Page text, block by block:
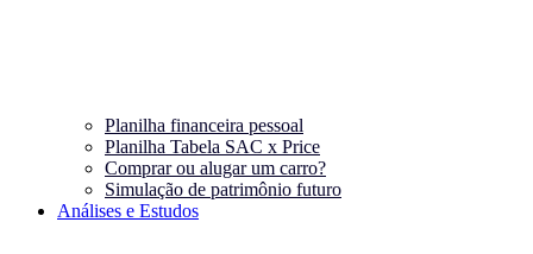
Planilha financeira pessoal
Planilha Tabela SAC x Price
Comprar ou alugar um carro?
Simulação de patrimônio futuro
Análises e Estudos